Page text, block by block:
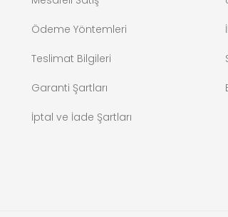
Ödeme Yöntemleri
Teslimat Bilgileri
Garanti Şartları
İptal ve İade Şartları